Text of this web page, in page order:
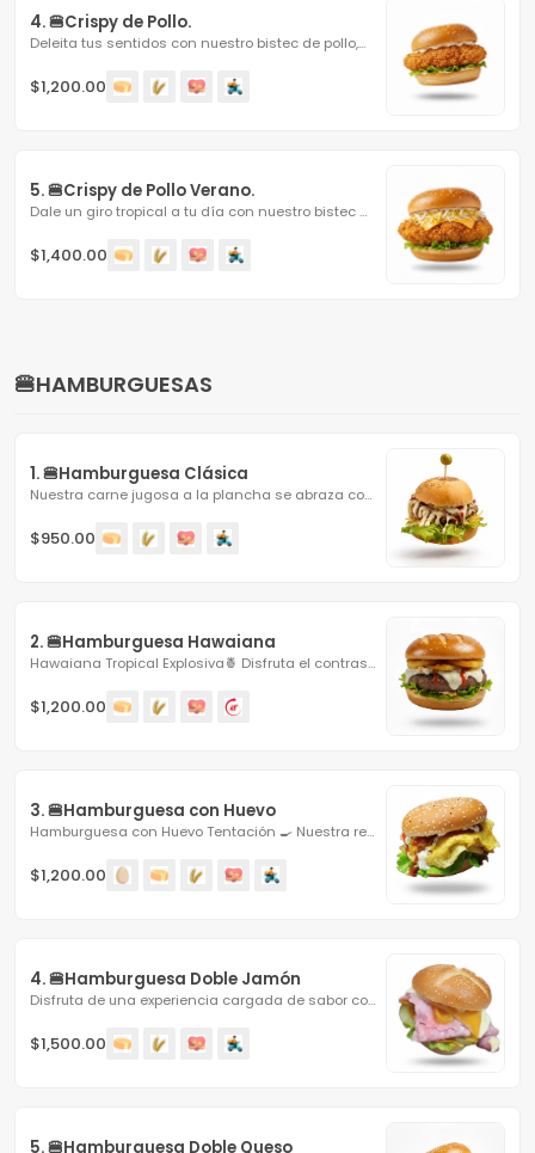
4. 🍔Crispy de Pollo.
Deleita tus sentidos con nuestro bistec de pollo,...
$1,200.00
5. 🍔Crispy de Pollo Verano.
Dale un giro tropical a tu día con nuestro bistec de pollo...
$1,400.00
🍔HAMBURGUESAS
1. 🍔Hamburguesa Clásica
Nuestra carne jugosa a la plancha se abraza con una...
$950.00
2. 🍔Hamburguesa Hawaiana
Hawaiana Tropical Explosiva🍍 Disfruta el contraste...
$1,200.00
3. 🍔Hamburguesa con Huevo
Hamburguesa con Huevo Tentación 🍳 Nuestra receta...
$1,200.00
4. 🍔Hamburguesa Doble Jamón
Disfruta de una experiencia cargada de sabor con nuestro...
$1,500.00
5. 🍔Hamburguesa Doble Queso